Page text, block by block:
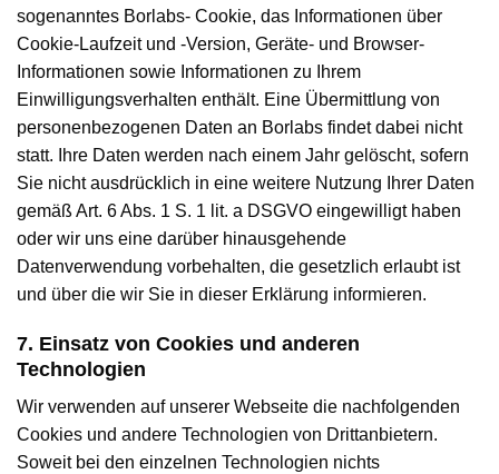
sogenanntes Borlabs- Cookie, das Informationen über
Cookie-Laufzeit und -Version, Geräte- und Browser-
Informationen sowie Informationen zu Ihrem
Einwilligungsverhalten enthält. Eine Übermittlung von
personenbezogenen Daten an Borlabs findet dabei nicht
statt. Ihre Daten werden nach einem Jahr gelöscht, sofern
Sie nicht ausdrücklich in eine weitere Nutzung Ihrer Daten
gemäß Art. 6 Abs. 1 S. 1 lit. a DSGVO eingewilligt haben
oder wir uns eine darüber hinausgehende
Datenverwendung vorbehalten, die gesetzlich erlaubt ist
und über die wir Sie in dieser Erklärung informieren.
7. Einsatz von Cookies und anderen
Technologien
Wir verwenden auf unserer Webseite die nachfolgenden
Cookies und andere Technologien von Drittanbietern.
Soweit bei den einzelnen Technologien nichts